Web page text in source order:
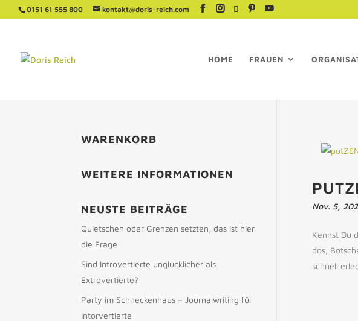
0151 61 555 800 kontakt@doris-reich.com
HOME FRAUEN
Nov. 5,
Kennst Du
dos,
schnell
WARENKORB
WEITERE INFORMATIONEN
NEUSTE BEITRÄGE
Quietschen oder Grenzen setzten, das ist hier
die Frage
Sind Introvertierte unglücklicher als
Extrovertierte?
Party im Schneckenhaus – Journalwriting für
Intorvertierte